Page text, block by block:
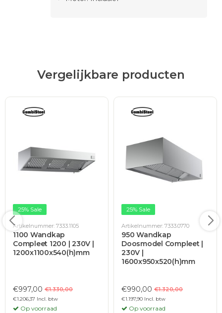
Vergelijkbare producten
25% Sale
Artikelnummer: 7333.1105
1100 Wandkap
Compleet 1200 | 230V |
1200x1100x540(h)mm
€997,00 €1.330,00
€1.206,37 Incl. btw
Op voorraad
25% Sale
Artikelnummer: 7333.0770
950 Wandkap
Doosmodel Compleet |
230V |
1600x950x520(h)mm
€990,00 €1.320,00
€1.197,90 Incl. btw
Op voorraad